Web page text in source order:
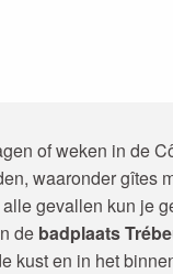
of weken in de
waaronder gîtes
gevallen kun je
de badplaats
kust en in het